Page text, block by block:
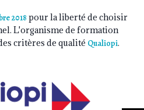
2018 pour la liberté de choisir
L'organisme de formation
critères de qualité Qualiopi.